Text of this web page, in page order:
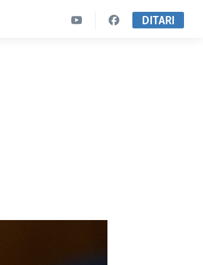
DITARI